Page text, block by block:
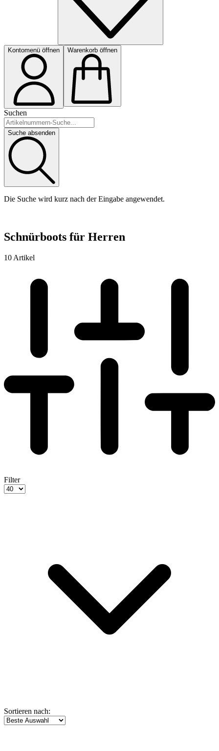
Kontomenü öffnen Warenkorb öffnen
Suchen
Suche absenden
Die Suche wird kurz nach der Eingabe angewendet.
Schnürboots für Herren
10 Artikel
Filter
Sortieren nach: